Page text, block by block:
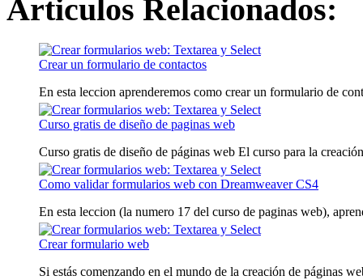
Articulos Relacionados:
Crear un formulario de contactos
En esta leccion aprenderemos como crear un formulario de
Curso gratis de diseño de paginas web
Curso gratis de diseño de páginas web El curso para la
Como validar formularios web con Dreamweaver CS4
En esta leccion (la numero 17 del curso de paginas web),
Crear formulario web
Si estás comenzando en el mundo de la creación de páginas